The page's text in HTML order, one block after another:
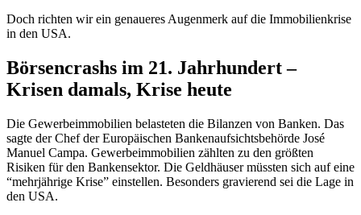
Doch richten wir ein genaueres Augenmerk auf die Immobilienkrise
in den USA.
Börsencrashs im 21. Jahrhundert –
Krisen damals, Krise heute
Die Gewerbeimmobilien belasteten die Bilanzen von Banken. Das
sagte der Chef der Europäischen Bankenaufsichtsbehörde José
Manuel Campa. Gewerbeimmobilien zählten zu den größten
Risiken für den Bankensektor. Die Geldhäuser müssten sich auf eine
“mehrjährige Krise” einstellen. Besonders gravierend sei die Lage in
den USA.